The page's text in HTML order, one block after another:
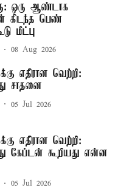
ஒரு ஆண்டாக
கிடந்த பெண்
மீட்பு
08 Aug 2026
எதிரான வெற்றி:
சாதனை
05 Jul 2026
எதிரான வெற்றி:
கேப்டன் கூறியது என்ன
05 Jul 2026